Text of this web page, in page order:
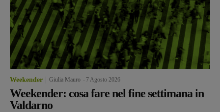
Weekender Giulia Mauro 7 Agosto 2026
Weekender: cosa fare nel fine settimana in
Valdarno